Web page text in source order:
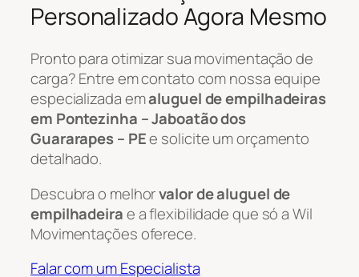
Personalizado Agora Mesmo
Pronto para otimizar sua movimentação de
carga? Entre em contato com nossa equipe
especializada emaluguel de empilhadeiras
em Pontezinha – Jaboatão dos
Guararapes – PEe solicite um orçamento
detalhado.
Descubra o melhorvalor de aluguel de
empilhadeirae a flexibilidade que só a Wil
Movimentações oferece.
Falar com um Especialista